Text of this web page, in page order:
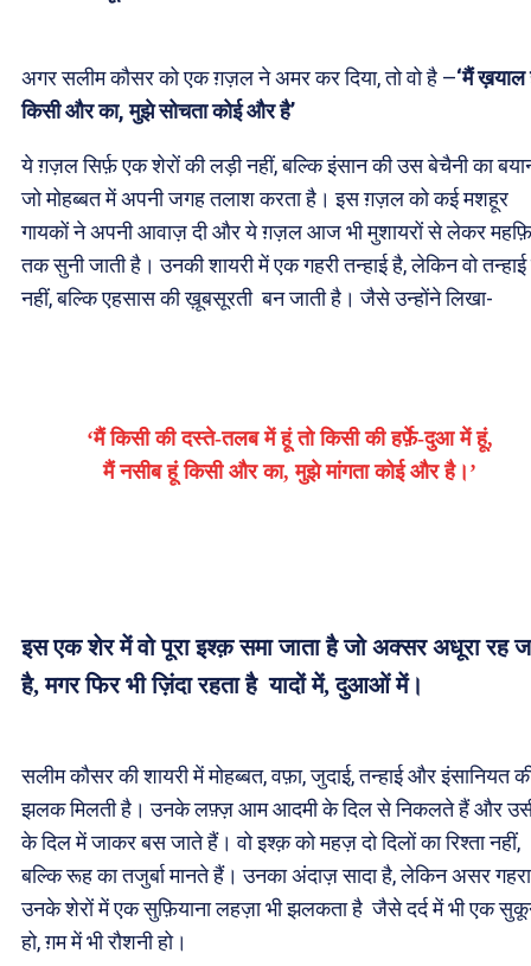
अगर सलीम कौसर को एक ग़ज़ल ने अमर कर दिया, तो वो है —‘मैं ख़याल
किसी और का, मुझे सोचता कोई और है’
ये ग़ज़ल सिर्फ़ एक शेरों की लड़ी नहीं, बल्कि इंसान की उस बेचैनी का
जो मोहब्बत में अपनी जगह तलाश करता है। इस ग़ज़ल को कई मशहूर
गायकों ने अपनी आवाज़ दी और ये ग़ज़ल आज भी मुशायरों से लेकर
तक सुनी जाती है। उनकी शायरी में एक गहरी तन्हाई है, लेकिन वो तन्हाई
नहीं, बल्कि एहसास की ख़ूबसूरती बन जाती है। जैसे उन्होंने लिखा-
‘मैं किसी की दस्ते-तलब में हूं तो किसी की हर्फ़े-दुआ में हूं,
मैं नसीब हूं किसी और का, मुझे मांगता कोई और है।’
इस एक शेर में वो पूरा इश्क़ समा जाता है जो अक्सर अधूरा रह
है, मगर फिर भी ज़िंदा रहता है यादों में, दुआओं में।
सलीम कौसर की शायरी में मोहब्बत, वफ़ा, जुदाई, तन्हाई और इंसानियत
झलक मिलती है। उनके लफ़्ज़ आम आदमी के दिल से निकलते हैं और
के दिल में जाकर बस जाते हैं। वो इश्क़ को महज़ दो दिलों का रिश्ता नहीं,
बल्कि रूह का तजुर्बा मानते हैं। उनका अंदाज़ सादा है, लेकिन असर
उनके शेरों में एक सुफ़ियाना लहज़ा भी झलकता है जैसे दर्द में भी एक
हो, ग़म में भी रौशनी हो।